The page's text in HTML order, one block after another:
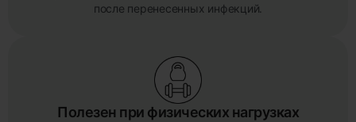
после перенесенных инфекций.
Полезен при физических нагрузках